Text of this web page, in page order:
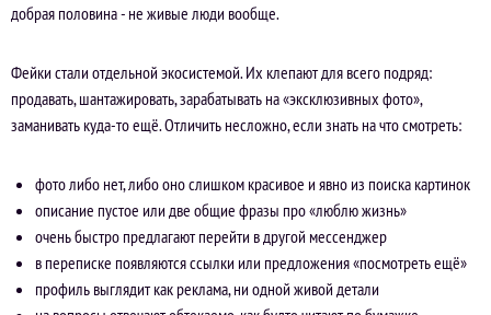
добрая половина - не живые люди вообще.
Фейки стали отдельной экосистемой. Их клепают для всего подряд:
продавать, шантажировать, зарабатывать на «эксклюзивных фото»,
заманивать куда-то ещё. Отличить несложно, если знать на что смотреть:
фото либо нет, либо оно слишком красивое и явно из поиска картинок
описание пустое или две общие фразы про «люблю жизнь»
очень быстро предлагают перейти в другой мессенджер
в переписке появляются ссылки или предложения «посмотреть ещё»
профиль выглядит как реклама, ни одной живой детали